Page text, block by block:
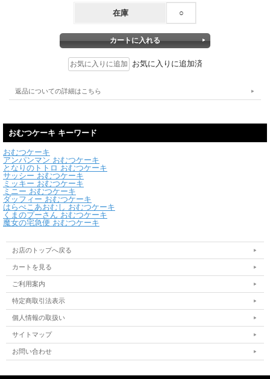
在庫 ○
お気に入りに追加済
返品についての詳細はこちら
おむつケーキ キーワード
おむつケーキ
アンパンマン おむつケーキ
となりのトトロ おむつケーキ
サッシー おむつケーキ
ミッキー おむつケーキ
ミニー おむつケーキ
ダッフィー おむつケーキ
はらぺこあおむし おむつケーキ
くまのプーさん おむつケーキ
魔女の宅急便 おむつケーキ
お店のトップへ戻る
カートを見る
ご利用案内
特定商取引法表示
個人情報の取扱い
サイトマップ
お問い合わせ